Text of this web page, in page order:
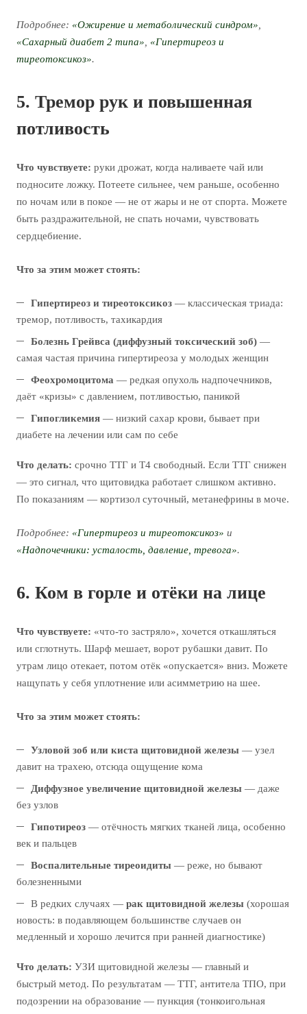
Подробнее: «Ожирение и метаболический синдром»
«Сахарный диабет 2 типа»
«Гипертиреоз и
тиреотоксикоз».
5. Тремор рук и повышенная
потливость
Что чувствуете: руки дрожат, когда наливаете чай или
подносите ложку. Потеете сильнее, чем раньше, особенно
по ночам или в покое — не от жары и не от спорта. Можете
быть раздражительной, не спать ночами, чувствовать
сердцебиение.
Что за этим может стоять:
Гипертиреоз и тиреотоксикоз — классическая триада:
тремор, потливость, тахикардия
Болезнь Грейвса (диффузный токсический зоб) —
самая частая причина гипертиреоза у молодых женщин
Феохромоцитома — редкая опухоль надпочечников,
даёт «кризы» с давлением, потливостью, паникой
Гипогликемия — низкий сахар крови, бывает при
диабете на лечении или сам по себе
Что делать: срочно ТТГ и Т4 свободный. Если ТТГ снижен
— это сигнал, что щитовидка работает слишком активно.
По показаниям — кортизол суточный, метанефрины в моче.
Подробнее: «Гипертиреоз и тиреотоксикоз» и
«Надпочечники: усталость, давление, тревога».
6. Ком в горле и отёки на лице
Что чувствуете: «что-то застряло», хочется откашляться
или сглотнуть. Шарф мешает, ворот рубашки давит. По
утрам лицо отекает, потом отёк «опускается» вниз. Можете
нащупать у себя уплотнение или асимметрию на шее.
Что за этим может стоять:
Узловой зоб или киста щитовидной железы — узел
давит на трахею, отсюда ощущение кома
Диффузное увеличение щитовидной железы — даже
без узлов
Гипотиреоз — отёчность мягких тканей лица, особенно
век и пальцев
Воспалительные тиреоидиты — реже, но бывают
болезненными
В редких случаях — рак щитовидной железы (хорошая
новость: в подавляющем большинстве случаев он
медленный и хорошо лечится при ранней диагностике)
Что делать: УЗИ щитовидной железы — главный и
быстрый метод. По результатам — ТТГ, антитела ТПО, при
подозрении на образование — пункция (тонкоигольная